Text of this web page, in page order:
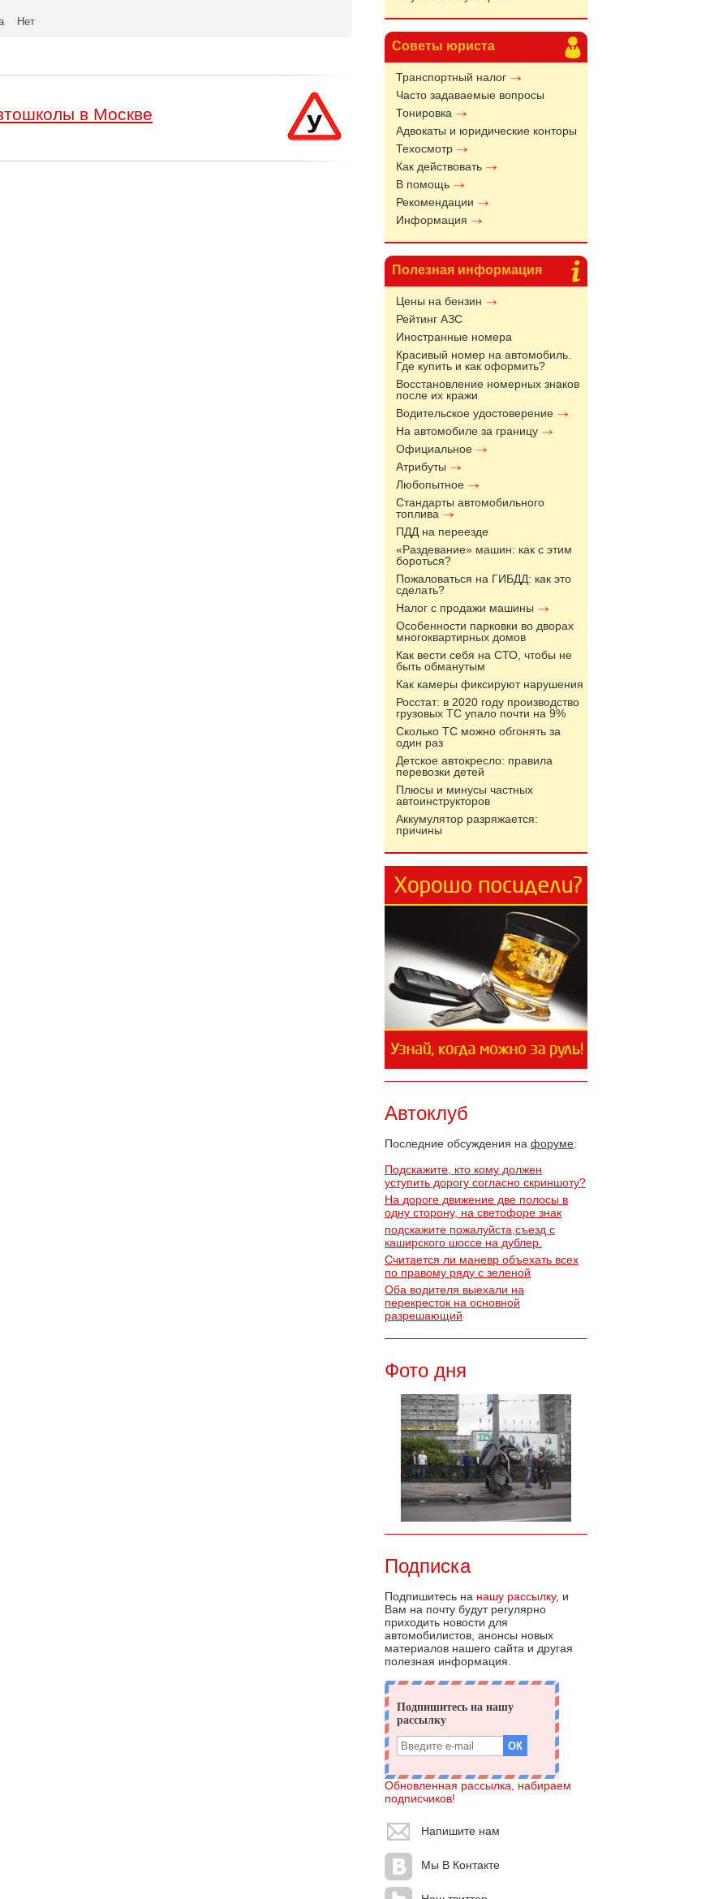
Советы юриста
Транспортный налог
Часто задаваемые вопросы
Тонировка
Адвокаты и юридические конторы
Техосмотр
Как действовать
В помощь
Рекомендации
Информация
Полезная информация
Цены на бензин
Рейтинг АЗС
Иностранные номера
Красивый номер на автомобиль.
Где купить и как оформить?
Восстановление номерных знаков
после их кражи
Водительское удостоверение
На автомобиле за границу
Официальное
Атрибуты
Любопытное
Стандарты автомобильного
топлива
ПДД на переезде
«Раздевание» машин: как с этим
бороться?
Пожаловаться на ГИБДД: как это
сделать?
Налог с продажи машины
Особенности парковки во дворах
многоквартирных домов
Как вести себя на СТО, чтобы не
быть обманутым
Как камеры фиксируют нарушения
Росстат: в 2020 году производство
грузовых ТС упало почти на 9%
Сколько ТС можно обгонять за
один раз
Детское автокресло: правила
перевозки детей
Плюсы и минусы частных
автоинструкторов
Аккумулятор разряжается:
причины
Автоклуб
Последние обсуждения на форуме:
Подскажите, кто кому должен
уступить дорогу согласно скриншоту?
На дороге движение две полосы в
одну сторону, на светофоре знак
подскажите пожалуйста,съезд с
каширского шоссе на дублер.
Считается ли маневр объехать всех
по правому ряду с зеленой
Оба водителя выехали на
перекресток на основной
разрешающий
Фото дня
Подписка
Подпишитесь на нашу рассылку, и
Вам на почту будут регулярно
приходить новости для
автомобилистов, анонсы новых
материалов нашего сайта и другая
полезная информация.
Обновленная рассылка, набираем
подписчиков!
Напишите нам
Мы В Контакте
Нет
в Москве